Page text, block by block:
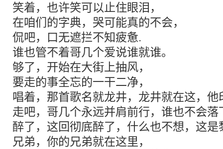
笑着，也许笑可以止住眼泪，
在咱们的字典，哭可能真的不会，
侃吧，口无遮拦不知疲惫.
谁也管不着哥几个爱说谁就谁。
够了，开始在大街上抽风，
要走的事全忘的一干二净，
唱着，那首歌名就龙井，龙井就在这，他
走吧，哥几个永远并肩前行，谁也不会
醉了，这回彻底醉了，什么也不想，这是
兄弟，你的兄弟就在这里，